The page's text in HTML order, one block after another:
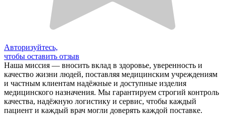
Авторизуйтесь,
чтобы оставить отзыв
Наша миссия — вносить вклад в здоровье, уверенность и
качество жизни людей, поставляя медицинским учреждениям
и частным клиентам надёжные и доступные изделия
медицинского назначения. Мы гарантируем строгий контроль
качества, надёжную логистику и сервис, чтобы каждый
пациент и каждый врач могли доверять каждой поставке.